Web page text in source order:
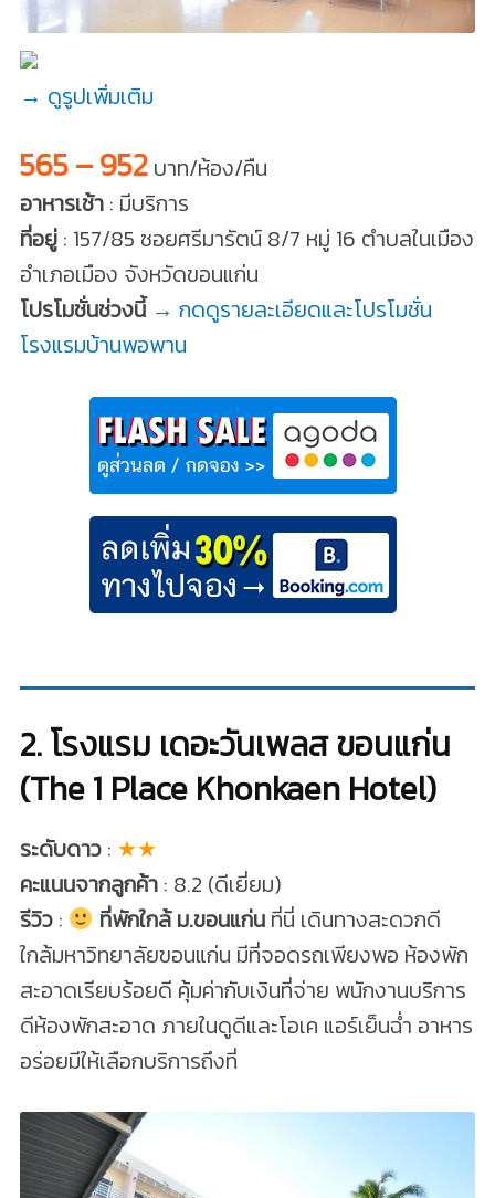
→ ดูรูปเพิ่มเติม
565 – 952บาท/ห้อง/คืน
อาหารเช้า: มีบริการ
ที่อยู่: 157/85 ซอยศรีมารัตน์ 8/7 หมู่ 16 ตำบลในเมือง
อำเภอเมือง จังหวัดขอนแก่น
โปรโมชั่นช่วงนี้ → กดดูรายละเอียดและโปรโมชั่น
โรงแรมบ้านพอพาน
2. โรงแรม เดอะวันเพลส ขอนแก่น
(The 1 Place Khonkaen Hotel)
ระดับดาว: ★★
คะแนนจากลูกค้า: 8.2 (ดีเยี่ยม)
รีวิว: ที่พักใกล้ ม.ขอนแก่นที่นี่ เดินทางสะดวกดี
ใกล้มหาวิทยาลัยขอนแก่น มีที่จอดรถเพียงพอ ห้องพัก
สะอาดเรียบร้อยดี คุ้มค่ากับเงินที่จ่าย พนักงานบริการ
ดีห้องพักสะอาด ภายในดูดีและโอเค แอร์เย็นฉ่ำ อาหาร
อร่อยมีให้เลือกบริการถึงที่